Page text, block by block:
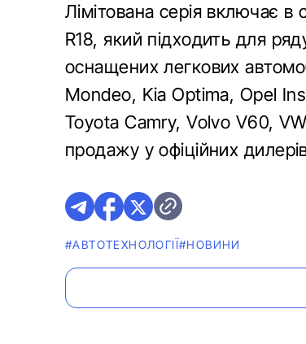
Лімітована серія включає
R18, який підходить для
оснащених легкових
Mondeo, Kia Optima, Opel
Toyota Camry, Volvo V60,
продажу у офіційних
#АВТОТЕХНОЛОГІЇ#НОВИНИ